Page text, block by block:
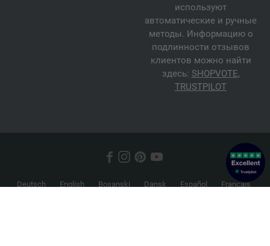
используют
автоматические и ручные
методы. Информацию о
подлинности отзывов
клиентов можно найти
здесь: SHOPVOTE,
TRUSTPILOT
Deutsch English Bosanski Dansk Español
Français